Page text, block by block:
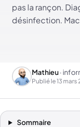
pas la rançon.
désinfection.
Mathieu·
Publié le13 mars
Sommaire